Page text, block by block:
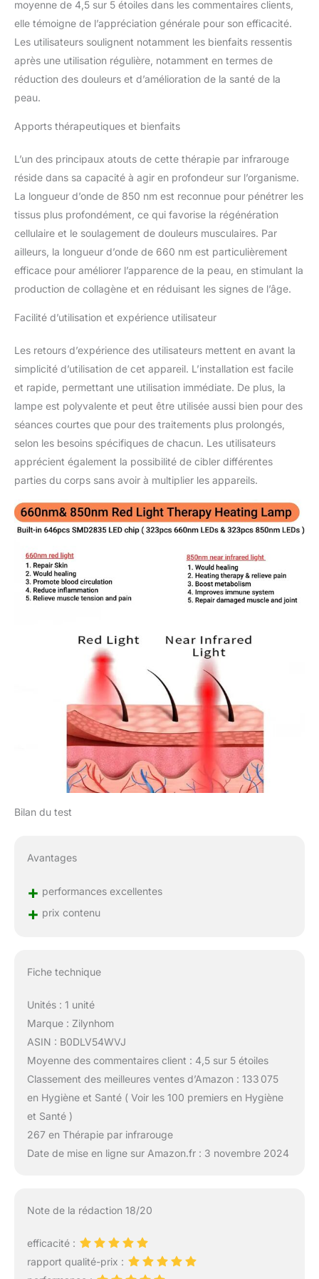
problèmes de peau du
corps des femmes et des
hommes et pour
cou, des épaules, des
bras, des coudes, de la
des cuisses, des
du mollet et des jambes
et soulager la douleur. [2
modes de thérapie par
lumière rouge, minuterie
de 10 à 90 minutes]
Cette lampe de
luminothérapie rouge
multifonctionnelle
dispose de 2 modes
mode 660 nm ; mode
sélectionner différents
modes de lumière rouge
pour différents besoins
réglage d'arrêt
automatique de 10 à 90
minutes. Utilisez
simplement 10 à 20
fois par semaine, vous
pouvez profiter de
multiples avantages de la
thérapie par lampe à
mode d'impulsion 10
Hz/40 Hz, puce LED 646
pièces] Notre lampe à
lumière rouge 150 W
entier dispose d'un
mode d'impulsion de 10
Hz et 40 Hz en option,
vous sélectionnez
différents modes
d'impulsion pour
différentes parties du
corps. 323 pièces de
lumière rouge 660 nm
intégrées et 323 pièces
de lumière infrarouge
rendant la thérapie plus
suspension qui vous
n'importe où et de
contrôler facilement la
Convient pour la maison,
beauté, le bureau ou les
vos animaux de
distance d'irradiation de
moyenne de 4,5 sur 5 étoiles dans les commentaires clients,
elle témoigne de l’appréciation générale pour son efficacité.
Les utilisateurs soulignent notamment les bienfaits ressentis
après une utilisation régulière, notamment en termes de
réduction des douleurs et d’amélioration de la santé de la
peau.
Apports thérapeutiques et bienfaits
L’un des principaux atouts de cette thérapie par infrarouge
réside dans sa capacité à agir en profondeur sur l’organisme.
La longueur d’onde de 850 nm est reconnue pour pénétrer les
tissus plus profondément, ce qui favorise la régénération
cellulaire et le soulagement de douleurs musculaires. Par
ailleurs, la longueur d’onde de 660 nm est particulièrement
efficace pour améliorer l’apparence de la peau, en stimulant la
production de collagène et en réduisant les signes de l’âge.
Facilité d’utilisation et expérience utilisateur
Les retours d’expérience des utilisateurs mettent en avant la
simplicité d’utilisation de cet appareil. L’installation est facile
et rapide, permettant une utilisation immédiate. De plus, la
lampe est polyvalente et peut être utilisée aussi bien pour des
séances courtes que pour des traitements plus prolongés,
selon les besoins spécifiques de chacun. Les utilisateurs
apprécient également la possibilité de cibler différentes
parties du corps sans avoir à multiplier les appareils.
Bilan du test
Avantages
+ performances excellentes
+ prix contenu
Fiche technique
Unités : 1 unité
Marque : Zilynhom
ASIN : B0DLV54WVJ
Moyenne des commentaires client : 4,5 sur 5 étoiles
Classement des meilleures ventes d’Amazon : 133 075
en Hygiène et Santé ( Voir les 100 premiers en Hygiène
et Santé )
267 en Thérapie par infrarouge
Date de mise en ligne sur Amazon.fr : 3 novembre 2024
Note de la rédaction 18/20
efficacité :
rapport qualité-prix :